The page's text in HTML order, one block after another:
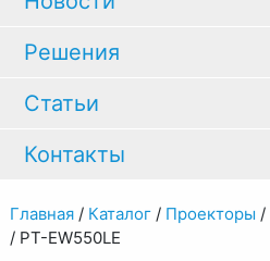
Решения
Статьи
Контакты
Главная/ Каталог/ Проекторы /
/ PT-EW550LE